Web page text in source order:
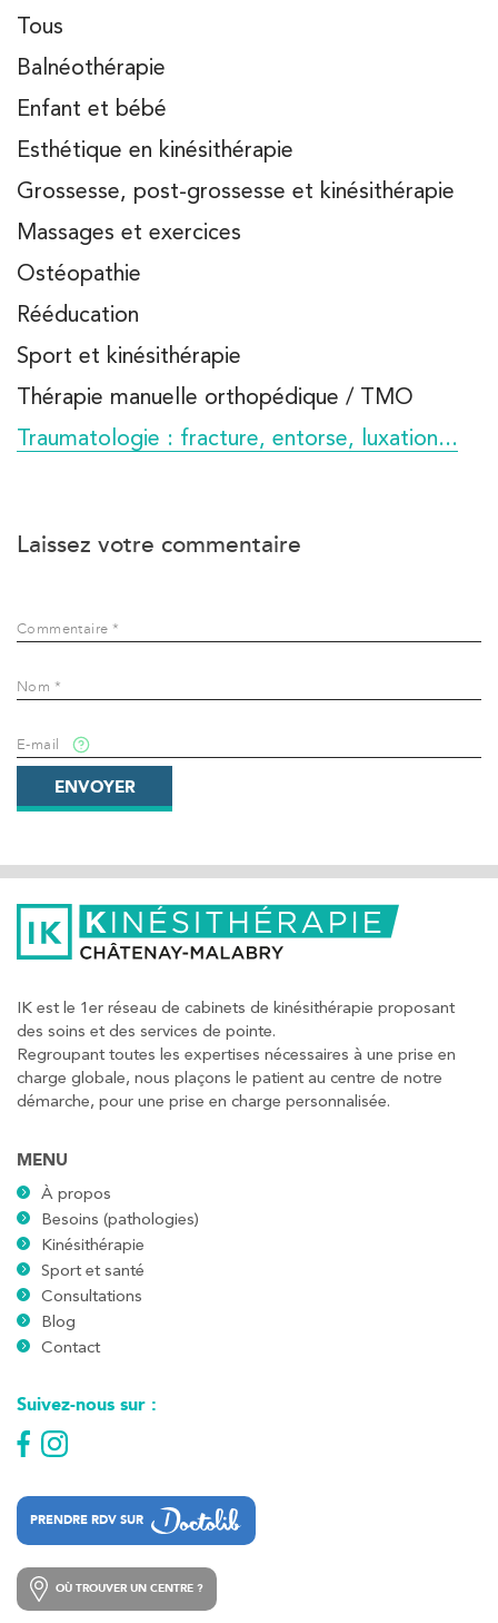
Tous
Balnéothérapie
Enfant et bébé
Esthétique en kinésithérapie
Grossesse, post-grossesse et kinésithérapie
Massages et exercices
Ostéopathie
Rééducation
Sport et kinésithérapie
Thérapie manuelle orthopédique / TMO
Traumatologie : fracture, entorse, luxation...
Laissez votre commentaire
Commentaire *
Nom *
E-mail
ENVOYER
IK est le 1er réseau de cabinets de kinésithérapie proposant
des soins et des services de pointe.
Regroupant toutes les expertises nécessaires à une prise en
charge globale, nous plaçons le patient au centre de notre
démarche, pour une prise en charge personnalisée.
MENU
À propos
Besoins (pathologies)
Kinésithérapie
Sport et santé
Consultations
Blog
Contact
Suivez-nous sur :
PRENDRE RDV SUR
OÙ TROUVER UN CENTRE ?